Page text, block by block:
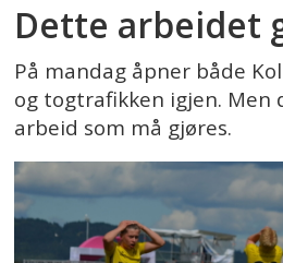
Dette arbeidet
På mandag åpner både
og togtrafikken igjen.
arbeid som må gjøres.